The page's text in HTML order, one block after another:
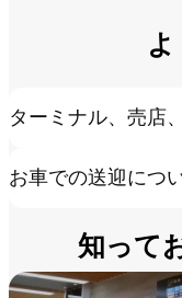
ターミナル、売店
お車での送迎につ
知って